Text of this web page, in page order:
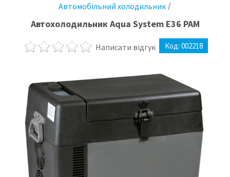
Автомобільний холодильник
Автохолодильник Aqua System E36 PAM
Написати відгук Код: 002218